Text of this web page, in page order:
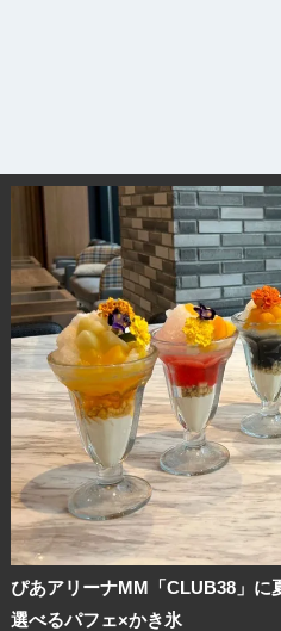
ぴあアリーナMM「CLUB38」に
選べるパフェ×かき氷